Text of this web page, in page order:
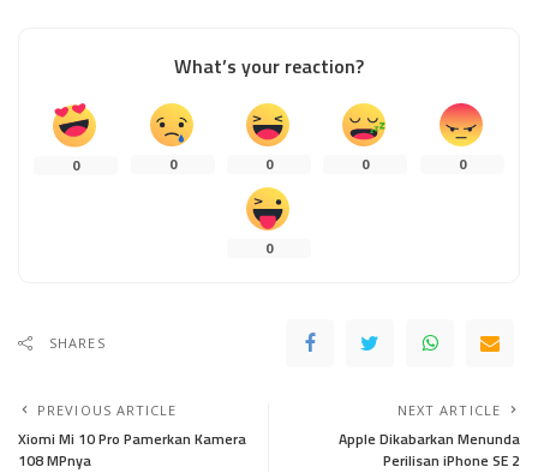
What’s your reaction?
0 0 0 0 0
0
SHARES
PREVIOUS ARTICLE
Xiomi Mi 10 Pro Pamerkan Kamera
108 MPnya
NEXT ARTICLE
Apple Dikabarkan Menunda
Perilisan iPhone SE 2